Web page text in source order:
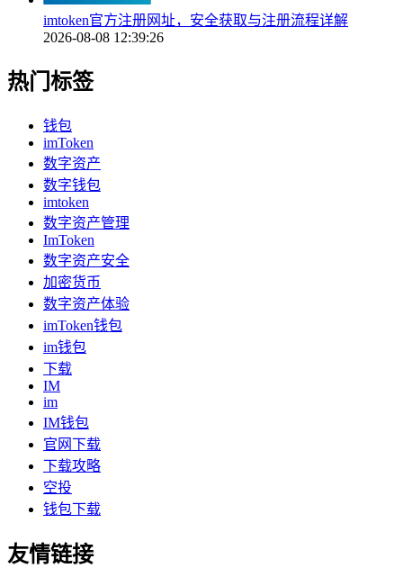
imtoken官方注册网址，安全获取与注册流程详解
2026-08-08 12:39:26
热门标签
钱包
imToken
数字资产
数字钱包
imtoken
数字资产管理
ImToken
数字资产安全
加密货币
数字资产体验
imToken钱包
im钱包
下载
IM
im
IM钱包
官网下载
下载攻略
空投
钱包下载
友情链接